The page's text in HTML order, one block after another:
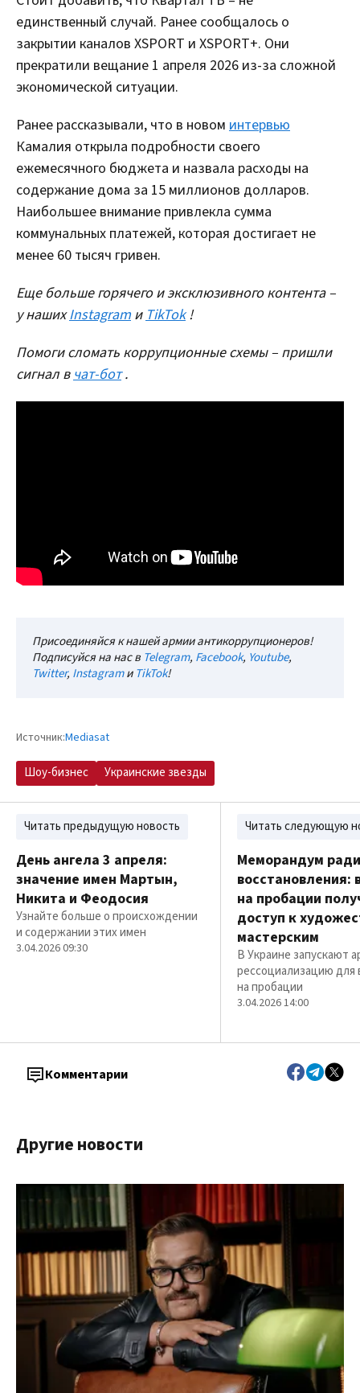
единственный случай. Ранее сообщалось о
закрытии каналов XSPORT и XSPORT+. Они
прекратили вещание 1 апреля 2026 из-за сложной
экономической ситуации.
Ранее рассказывали, что в новом интервью
Камалия открыла подробности своего
ежемесячного бюджета и назвала расходы на
содержание дома за 15 миллионов долларов.
Наибольшее внимание привлекла сумма
коммунальных платежей, которая достигает не
менее 60 тысяч гривен.
Еще больше горячего и эксклюзивного контента –
у наших Instagram и TikTok !
Помоги сломать коррупционные схемы – пришли
сигнал в чат-бот .
Присоединяйся к нашей армии антикоррупционеров!
Подписуйся на нас в Telegram, Facebook, Youtube,
Twitter, InstagramиTikTok!
Источник:Mediasat
Шоу-бизнес Украинские звезды
Читать предыдущую новость
День ангела 3 апреля:
значение имен Мартын,
Никита и Феодосия
Узнайте больше о происхождении
и содержании этих имен
3.04.2026 09:30
Читать следующую
Меморандум ради
восстановления:
на пробации
доступ к
мастерским
В Украине запускают
рессоциализацию для
на пробации
3.04.2026 14:00
Комментарии
Другие новости